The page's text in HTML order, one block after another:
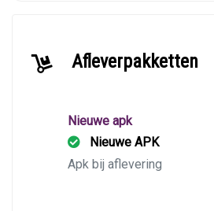
Afleverpakketten
Nieuwe apk
Nieuwe APK
Apk bij aflevering